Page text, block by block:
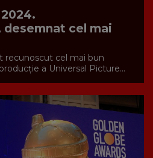
desemnat cel mai
recunoscut cel mai bun
a Universal Picture...